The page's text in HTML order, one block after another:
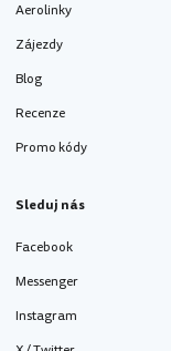
Aerolinky
Zájezdy
Blog
Recenze
Promo kódy
Sleduj nás
Facebook
Messenger
Instagram